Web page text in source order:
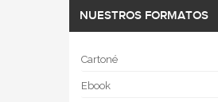
NUESTROS FORMATOS
Cartoné
Ebook